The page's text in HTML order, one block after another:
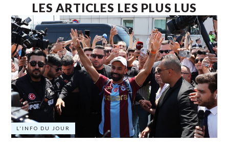
LES ARTICLES LES PLUS LUS
L'INFO DU JOUR